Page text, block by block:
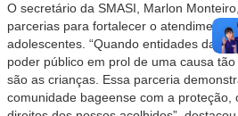
O secretário da SMASI, Marlon
parcerias para fortalecer o atendimento
adolescentes. “Quando entidades da
poder público em prol de uma causa
são as crianças. Essa parceria
comunidade bageense com a proteção,